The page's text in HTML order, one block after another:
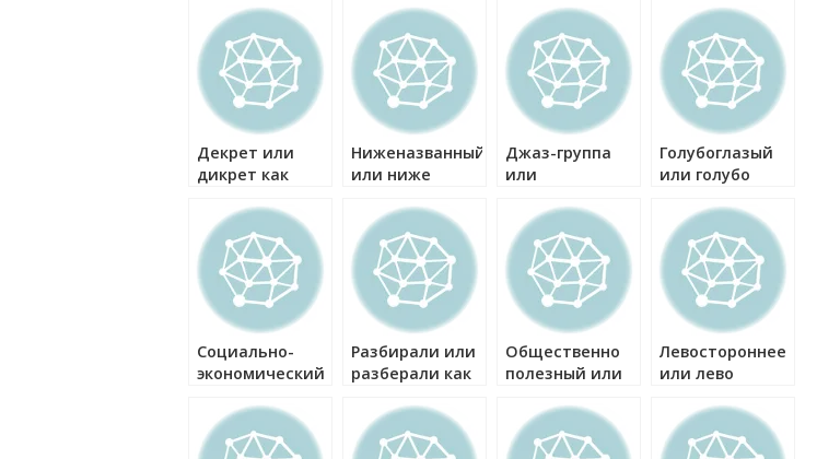
Декрет или
дикрет как
Ниженазванный
или ниже
правильно?
Джаз-группа
или
правильно?
Голубоглазый
или голубо
правильно?
Социально-
экономический
экономический
как правильно?
Разбирали или
разберали как
Общественно
полезный или
как правильно?
Левостороннее
или лево
правильно?